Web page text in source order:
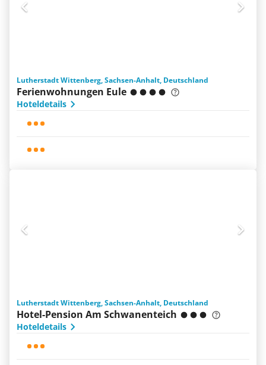
Lutherstadt Wittenberg, Sachsen-Anhalt, Deutschland
Ferienwohnungen Eule
Hoteldetails
Lutherstadt Wittenberg, Sachsen-Anhalt, Deutschland
Hotel-Pension Am Schwanenteich
Hoteldetails